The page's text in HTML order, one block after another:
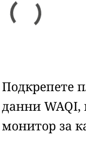
Подкрепете
данни WAQI,
монитор за